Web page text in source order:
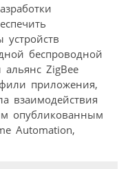
устройств
беспроводной
ZigBee
приложения,
взаимодействия
опубликованным
Automation,